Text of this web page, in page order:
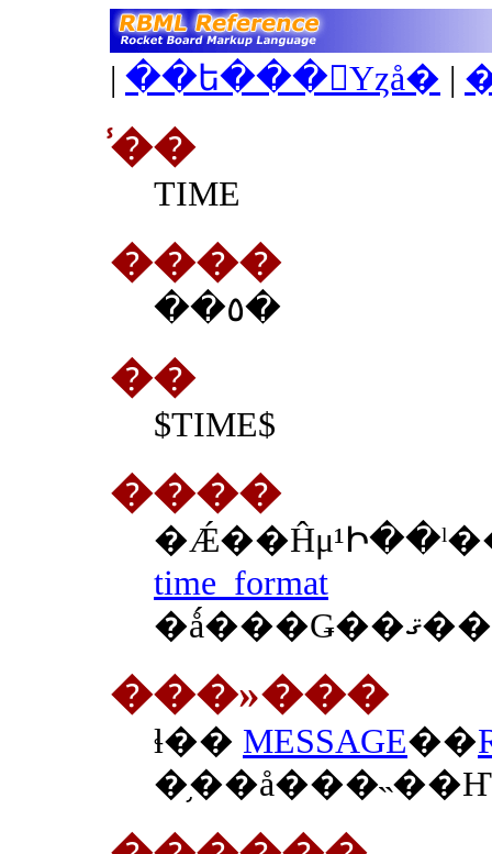
| ��ե���󥹤Υȥå� |
̾��
TIME
����
��٥�
��
$TIME$
����
time_format
���»���
ɬ�� MESSAGE��